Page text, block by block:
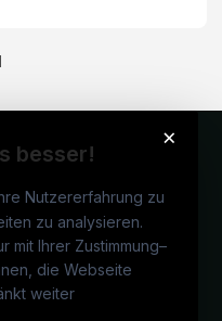
×
besser!
Nutzererfahrung zu
zu analysieren.
mit Ihrer Zustimmung–
die Webseite
weiter